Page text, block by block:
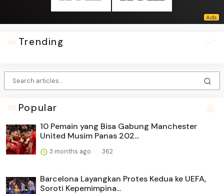
Trending
Popular
10 Pemain yang Bisa Gabung Manchester
United Musim Panas 202...
3 months ago 362
Barcelona Layangkan Protes Kedua ke UEFA,
Soroti Kepemimpina...